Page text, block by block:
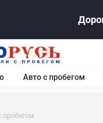
Авто с пробегом
пробегом